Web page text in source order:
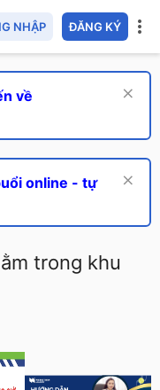
NHẬP ĐĂNG KÝ
về
online - tự
trong khu